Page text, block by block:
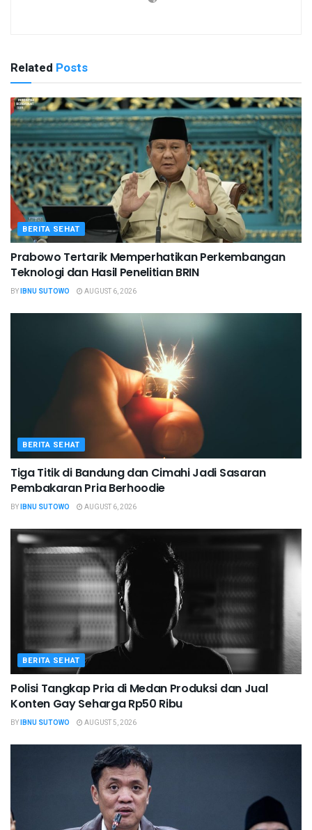
Related Posts
BERITA SEHAT
Prabowo Tertarik Memperhatikan Perkembangan
Teknologi dan Hasil Penelitian BRIN
BYIBNU SUTOWO AUGUST 6, 2026
BERITA SEHAT
Tiga Titik di Bandung dan Cimahi Jadi Sasaran
Pembakaran Pria Berhoodie
BYIBNU SUTOWO AUGUST 6, 2026
BERITA SEHAT
Polisi Tangkap Pria di Medan Produksi dan Jual
Konten Gay Seharga Rp50 Ribu
BYIBNU SUTOWO AUGUST 5, 2026